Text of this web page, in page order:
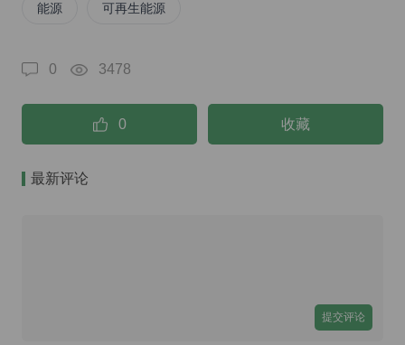
能源 可再生能源
0 3478
0 收藏
最新评论
提交评论